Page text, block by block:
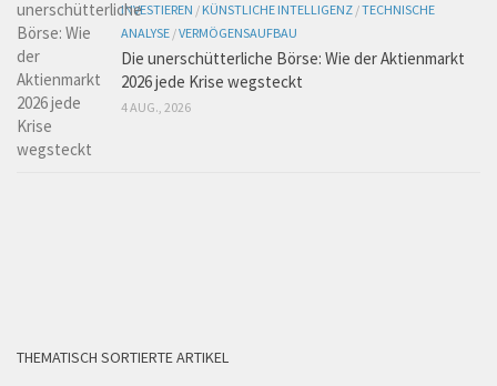
INVESTIEREN / KÜNSTLICHE INTELLIGENZ /TECHNISCHE
ANALYSE /VERMÖGENSAUFBAU
Die unerschütterliche Börse: Wie der Aktienmarkt
2026 jede Krise wegsteckt
4 AUG., 2026
THEMATISCH SORTIERTE ARTIKEL